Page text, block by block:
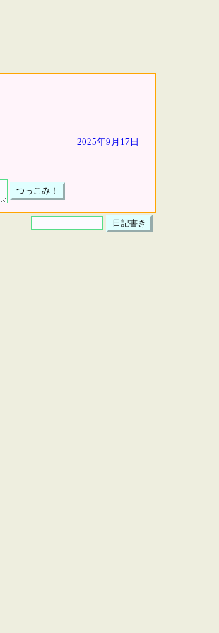
2025年9月17日